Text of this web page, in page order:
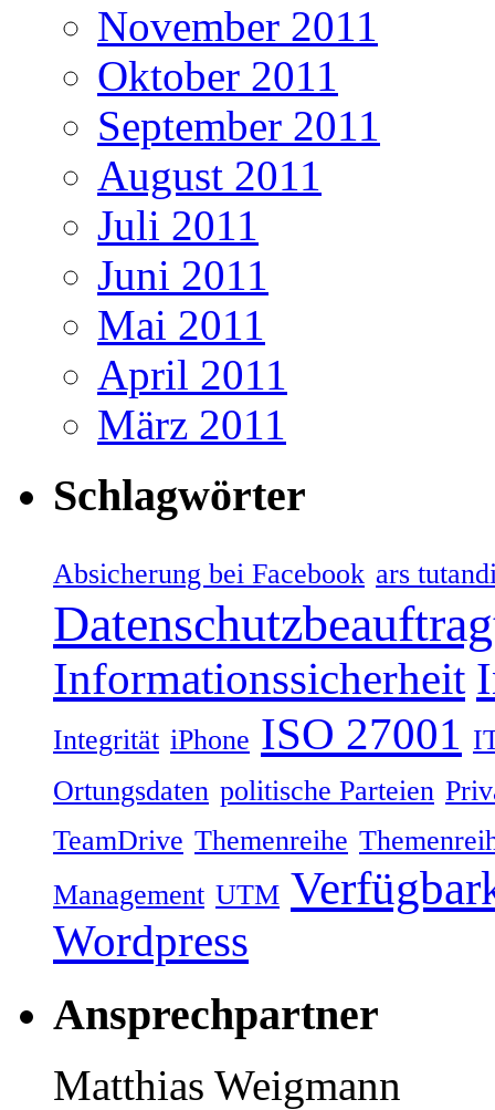
November 2011
Oktober 2011
September 2011
August 2011
Juli 2011
Juni 2011
Mai 2011
April 2011
März 2011
Schlagwörter
Absicherung bei Facebook ars
Informationssicherheit
Integrität iPhone ISO 27001
Ortungsdaten politische Parteien
TeamDrive Themenreihe
Management UTM
Wordpress
Ansprechpartner
Matthias Weigmann